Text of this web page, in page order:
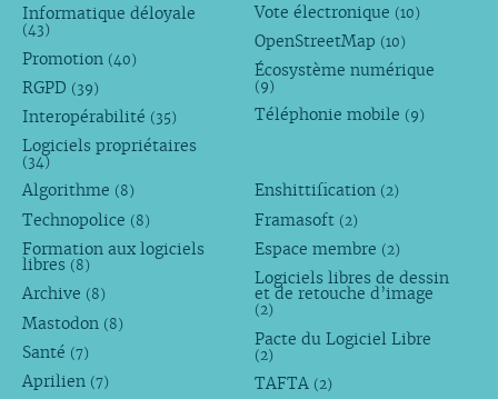
Informatique déloyale
(43)
Promotion (40)
RGPD (39)
Interopérabilité (35)
Logiciels propriétaires
(34)
Vote électronique (10)
OpenStreetMap (10)
Écosystème numérique
(9)
Téléphonie mobile (9)
Algorithme (8)
Technopolice (8)
Formation aux logiciels
libres (8)
Archive (8)
Mastodon (8)
Santé (7)
Aprilien (7)
Enshittification (2)
Framasoft (2)
Espace membre (2)
Logiciels libres de dessin
et de retouche d’image
(2)
Pacte du Logiciel Libre
(2)
TAFTA (2)